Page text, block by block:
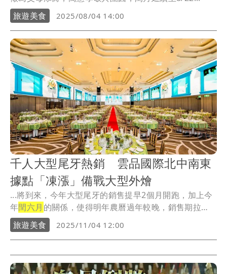
旅遊美食
2025/08/04 14:00
千人大型尾牙熱銷 雲品國際北中南東
據點「凍漲」備戰大型外燴
...將到來，今年大型尾牙的銷售提早2個月開跑，加上今
年閏六月 的關係，使得明年農曆過年較晚，銷售期拉
長，雲...
旅遊美食 2025/11/04 12:00